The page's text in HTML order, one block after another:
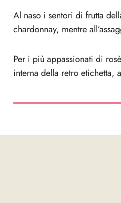
Al naso i sentori di frutta
chardonnay, mentre
Per i più appassionati di
interna della retro etichetta,